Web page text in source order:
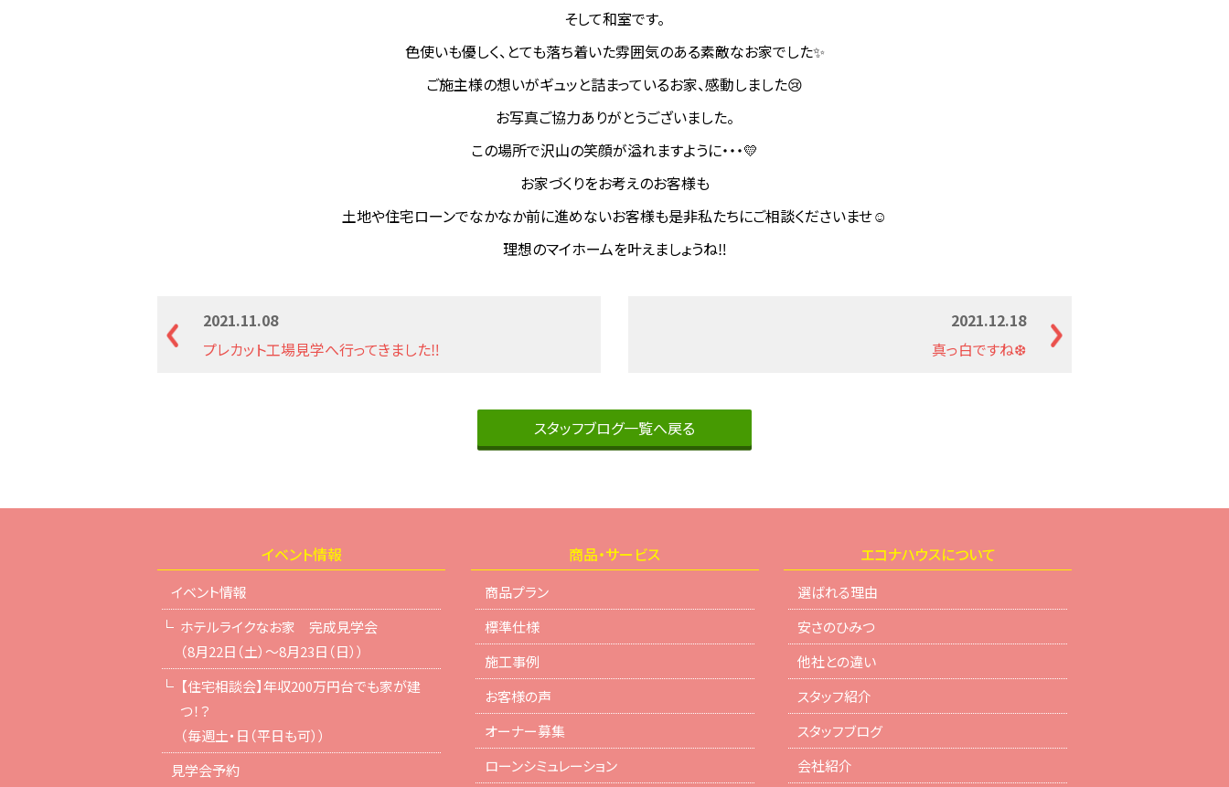
そして和室です。
色使いも優しく、とても落ち着いた雰囲気のある素敵なお家でした✨
ご施主様の想いがギュッと詰まっているお家、感動しました😢
お写真ご協力ありがとうございました。
この場所で沢山の笑顔が溢れますように・・・💛
お家づくりをお考えのお客様も
土地や住宅ローンでなかなか前に進めないお客様も是非私たちにご相談くださいませ☺
理想のマイホームを叶えましょうね‼
2021.11.08
プレカット工場見学へ行ってきました‼
2021.12.18
真っ白ですね❆
スタッフブログ一覧へ戻る
イベント情報
イベント情報
ホテルライクなお家 完成見学会
（8月22日（土）～8月23日（日））
【住宅相談会】年収200万円台でも家が建
つ！？
（毎週土・日（平日も可））
見学会予約
商品・サービス
商品プラン
標準仕様
施工事例
お客様の声
オーナー募集
ローンシミュレーション
エコナハウスについて
選ばれる理由
安さのひみつ
他社との違い
スタッフ紹介
スタッフブログ
会社紹介